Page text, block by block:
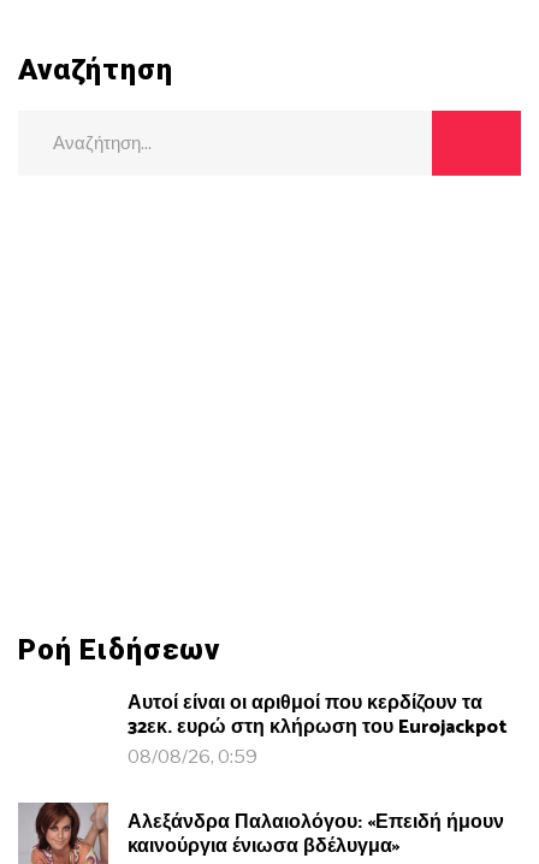
Αναζήτηση
Ροή Ειδήσεων
Αυτοί είναι οι αριθμοί που κερδίζουν τα
32εκ. ευρώ στη κλήρωση του Eurojackpot
08/08/26, 0:59
Αλεξάνδρα Παλαιολόγου: «Επειδή ήμουν
καινούργια ένιωσα βδέλυγμα»